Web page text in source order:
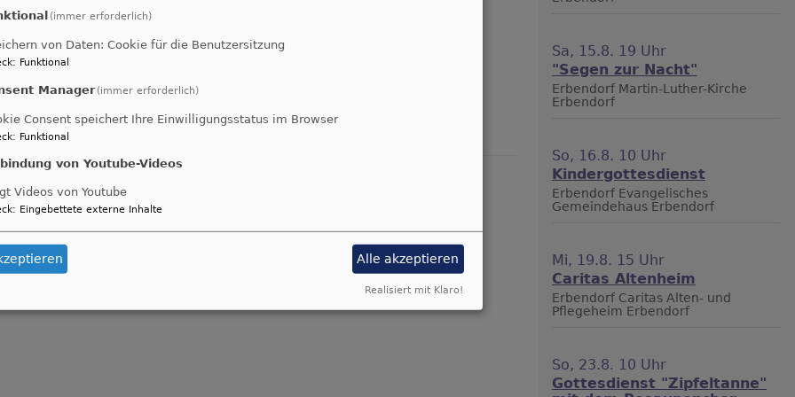
fand das zweite Frühstück auf unserem Kirchturm statt. Ein kurzer
Sa, 15.8. 19 Uhr
"Segen zur Nacht"
Erbendorf Martin-Luther-Kirche
Erbendorf
So, 16.8. 10 Uhr
Kindergottesdienst
Erbendorf Evangelisches
Gemeindehaus Erbendorf
Mi, 19.8. 15 Uhr
Caritas Altenheim
Erbendorf Caritas Alten- und
Pflegeheim Erbendorf
So, 23.8. 10 Uhr
Gottesdienst "Zipfeltanne"
(immer erforderlich)
von Daten: Cookie für die Benutzersitzung
: Funktional
Manager (immer erforderlich)
Consent speichert Ihre Einwilligungsstatus im Browser
: Funktional
von Youtube-Videos
Videos von Youtube
: Eingebettete externe Inhalte
Alle akzeptieren
Realisiert mit Klaro!